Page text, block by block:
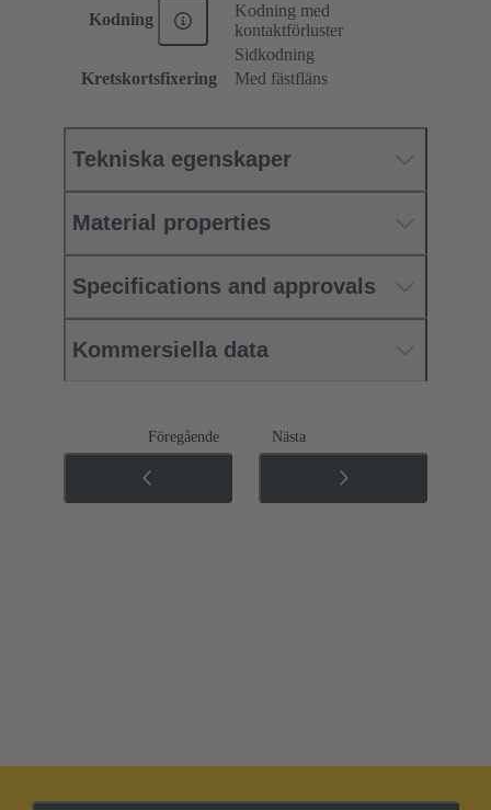
Kodning
Kodning med
kontaktförluster
Sidkodning
Kretskortsfixering
Med fästfläns
Tekniska egenskaper
Material properties
Specifications and approvals
Kommersiella data
Föregående Nästa